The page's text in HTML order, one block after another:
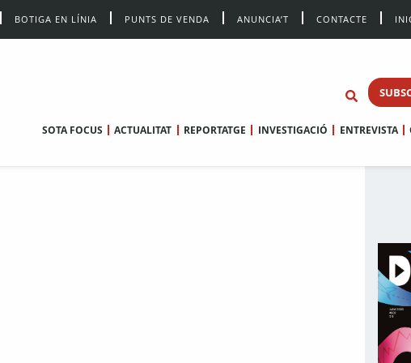
BOTIGA EN LÍNIA PUNTS DE VENDA ANUNCIA’T CONTACTE
SOTA FOCUS ACTUALITAT REPORTATGE INVESTIGACIÓ ENTREVISTA